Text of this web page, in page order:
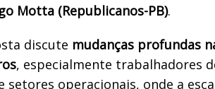
Motta (Republicanos-PB).
discute mudanças profundas
, especialmente trabalhadores
setores operacionais, onde a